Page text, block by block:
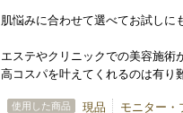
肌悩みに合わせて選べてお試しに
エステやクリニックでの美容施術
高コスパを叶えてくれるのは有り
使用した商品 現品 モニター